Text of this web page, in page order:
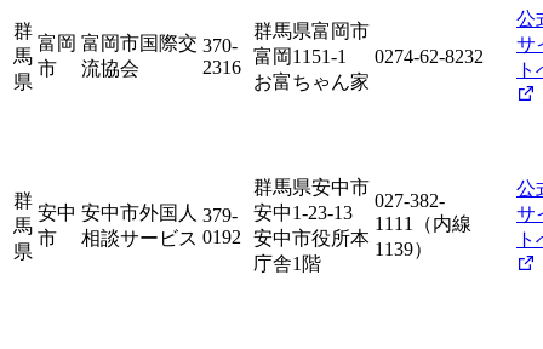
群
馬
県
富岡
市
富岡市国際交
流協会
370-
2316
群馬県富岡市
富岡1151-1
お富ちゃん家
0274-62-8232
公
サ
ト
群
馬
県
安中
市
安中市外国人
相談サービス
379-
0192
群馬県安中市
安中1-23-13
安中市役所本
庁舎1階
027-382-
1111（内線
1139）
公
サ
ト